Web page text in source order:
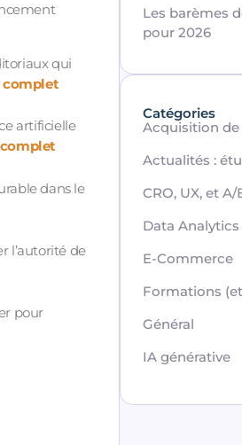
qui
complet
artificielle
complet
dans le
l’autorité de
pour
Les barèmes
pour 2026
Catégories
Acquisition de
Actualités :
CRO, UX, et
Data Analytics
E-Commerce
Formations
Général
IA générative